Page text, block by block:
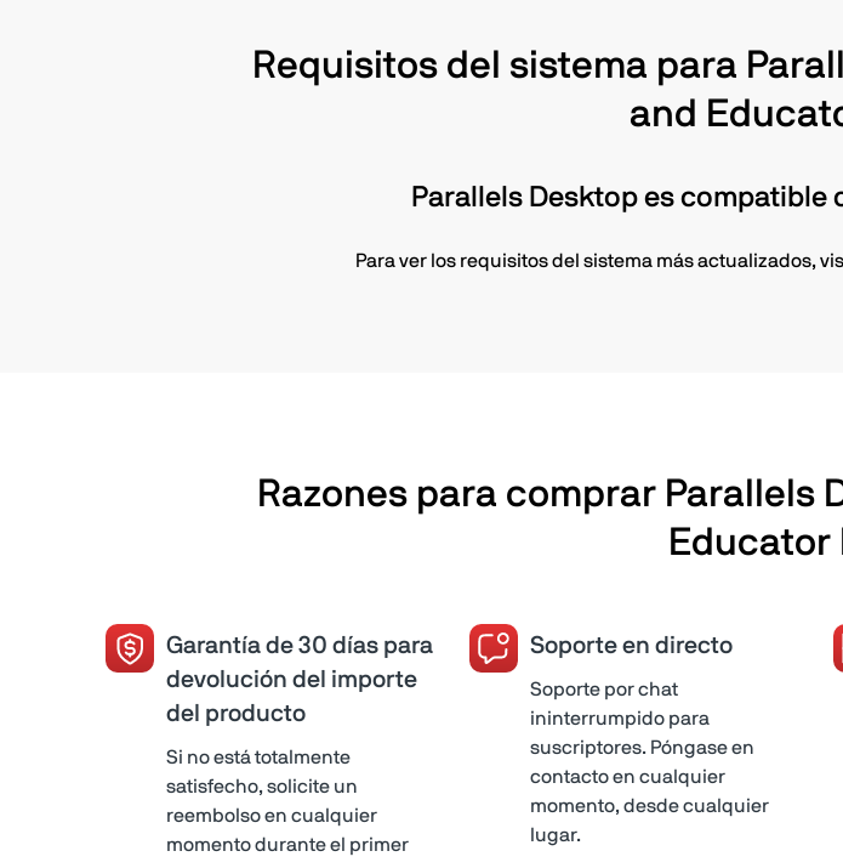
Requisitos del sistema para
and
Parallels Desktop es
Para ver los requisitos del sistema más actualizados,
Razones para comprar Parallels
Educator
Garantía de 30 días para
devolución del importe
del producto
Si no está totalmente
satisfecho, solicite un
reembolso en cualquier
momento durante el primer
Soporte en directo
Soporte por chat
ininterrumpido para
suscriptores. Póngase en
contacto en cualquier
momento, desde cualquier
lugar.